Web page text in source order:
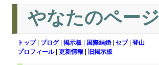
やなたのページ
トップ| ブログ| 掲示板 国際結婚 セブ| 登山
プロフィール| 更新情報 旧掲示板